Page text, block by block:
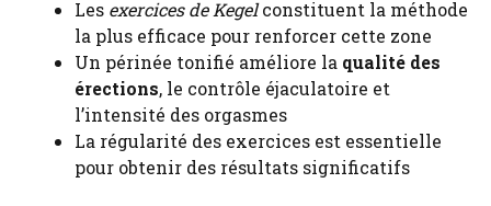
Les exercices de Kegelconstituent la méthode
la plus efficace pour renforcer cette zone
Un périnée tonifié améliore la qualité des
érections, le contrôle éjaculatoire et
l’intensité des orgasmes
La régularité des exercices est essentielle
pour obtenir des résultats significatifs